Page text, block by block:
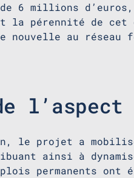
de 6 millions
pérennité de cet
nouvelle au
l’aspect
le projet a
ainsi à
permanents